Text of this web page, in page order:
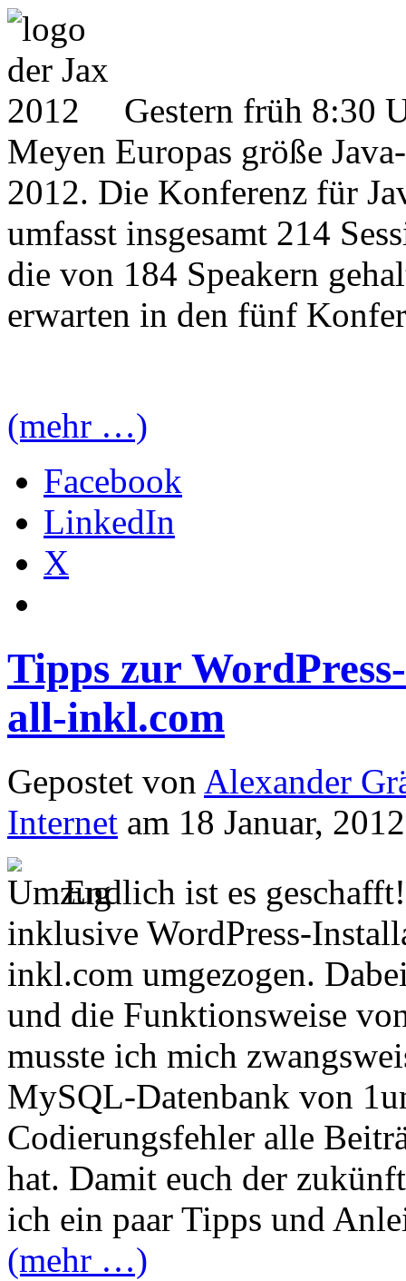
Gestern früh 8:30
Meyen Europas größe
2012. Die Konferenz für
umfasst insgesamt 214
die von 184 Speakern
erwarten in den fünf
(mehr …)
Facebook
LinkedIn
X
Tipps zur
all-inkl.com
Gepostet von Alexander
Internet am 18 Januar,
Endlich ist es
inklusive WordPress-
inkl.com umgezogen.
und die Funktionsweise
musste ich mich
MySQL-Datenbank von
Codierungsfehler alle
hat. Damit euch der
ich ein paar Tipps und
(mehr …)